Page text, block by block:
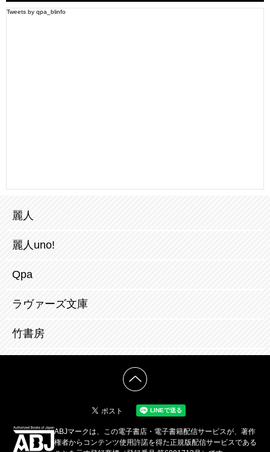
Tweets by qpa_blinfo
麗人
麗人uno!
Qpa
ラヴァーズ文庫
竹書房
ABJマークは、この電子書店・電子書籍配信サービスが、著作
権者からコンテンツ使用許諾を得た正規版配信サービスである